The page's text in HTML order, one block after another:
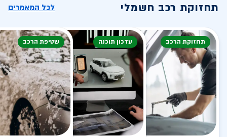
תחזוקת רכב חשמלי לכל המאמרים
תחזוקת הרכב עדכון תוכנה שטיפת הרכב